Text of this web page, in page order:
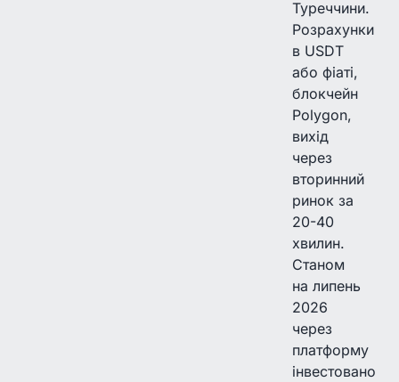
Туреччини.
Розрахунки
в USDT
або фіаті,
блокчейн
Polygon,
вихід
через
вторинний
ринок за
20-40
хвилин.
Станом
на липень
2026
через
платформу
інвестовано